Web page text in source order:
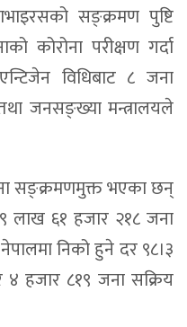
सङ्क्रमण पुष्टि
कोरोना परीक्षण गर्दा
विधिबाट ८ जना
जनसङ्ख्या मन्त्रालयले
सङ्क्रमणमुक्त भएका छन्
लाख ६१ हजार २१८ जना
निको हुने दर ९८।३
हजार ८१९ जना सक्रिय